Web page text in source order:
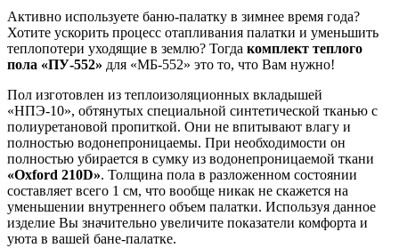
Активно используете баню-палатку в зимнее время года?
Хотите ускорить процесс отапливания палатки и уменьшить
теплопотери уходящие в землю? Тогда комплект теплого
пола «ПУ-552» для «МБ-552» это то, что Вам нужно!
Пол изготовлен из теплоизоляционных вкладышей
«НПЭ-10», обтянутых специальной синтетической тканью с
полиуретановой пропиткой. Они не впитывают влагу и
полностью водонепроницаемы. При необходимости он
полностью убирается в сумку из водонепроницаемой ткани
«Oxford 210D». Толщина пола в разложенном состоянии
составляет всего 1 см, что вообще никак не скажется на
уменьшении внутреннего объем палатки. Используя данное
изделие Вы значительно увеличите показатели комфорта и
уюта в вашей бане-палатке.